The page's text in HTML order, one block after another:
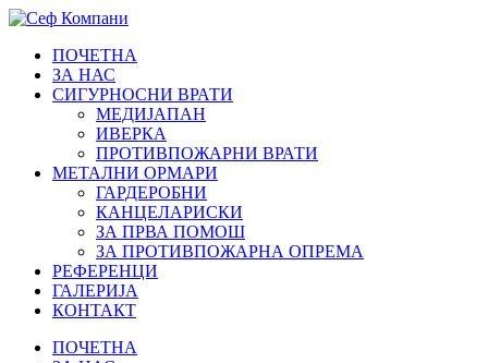
ПОЧЕТНА
ЗА НАС
СИГУРНОСНИ ВРАТИ
МЕДИЈАПАН
ИВЕРКА
ПРОТИВПОЖАРНИ ВРАТИ
МЕТАЛНИ ОРМАРИ
ГАРДЕРОБНИ
КАНЦЕЛАРИСКИ
ЗА ПРВА ПОМОШ
ЗА ПРОТИВПОЖАРНА ОПРЕМА
РЕФЕРЕНЦИ
ГАЛЕРИЈА
КОНТАКТ
ПОЧЕТНА